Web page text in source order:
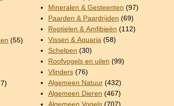
(55)
Mineralen & Gesteenten (97)
Paarden & Paardrijden (69)
Reptielen & Amfibieën (112)
Vissen & Aquaria (58)
Schelpen (30)
Roofvogels en uilen (99)
Vlinders(76)
Algemeen Natuur(432)
Algemeen Dieren (467)
Algemeen Vogels(707)